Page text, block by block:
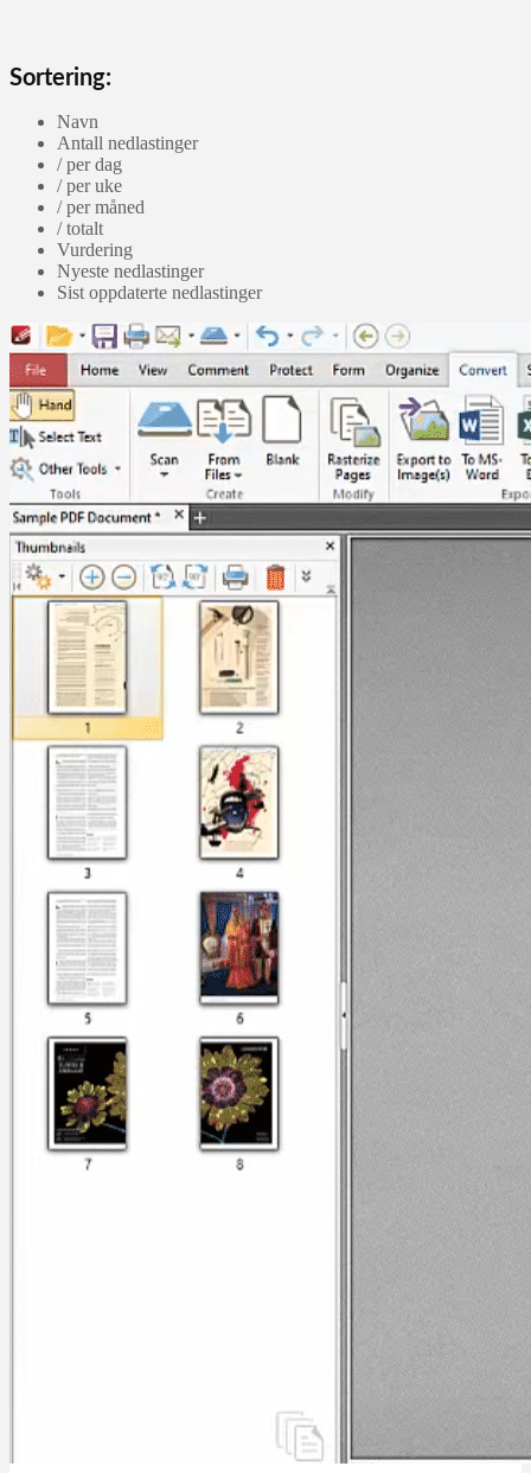
Sortering:
Navn
Antall nedlastinger
/ per dag
/ per uke
/ per måned
/ totalt
Vurdering
Nyeste nedlastinger
Sist oppdaterte nedlastinger